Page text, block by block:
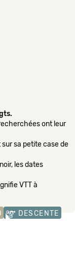
ont leur
sa petite case de
les dates
VTT à
DESCENTE